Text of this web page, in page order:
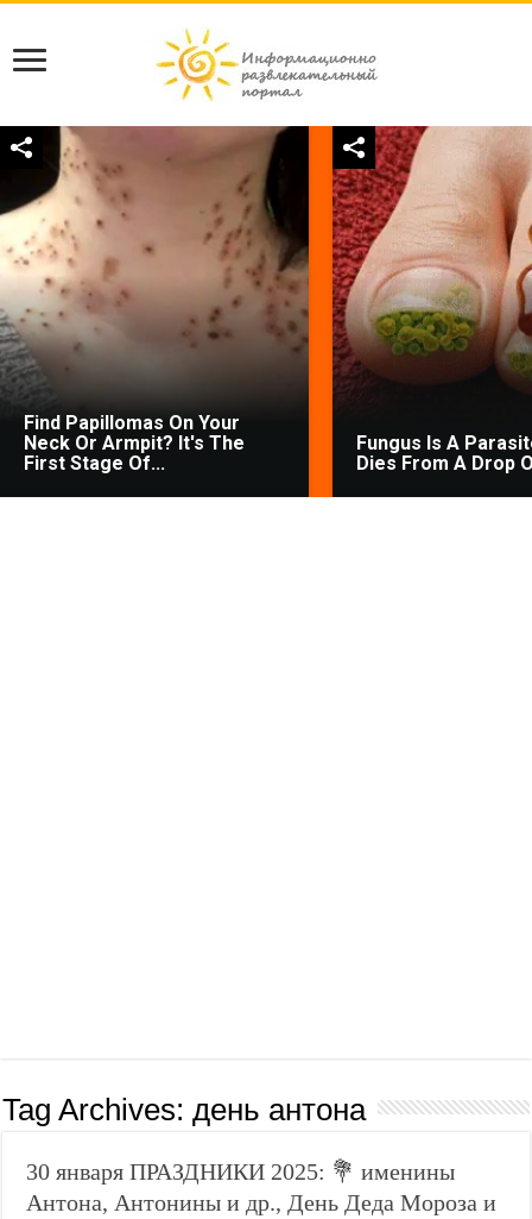
Find Papillomas On Your
Neck Or Armpit? It's The
First Stage Of...
Fungus Is A
Dies From A Drop
Tag Archives:день антона
30 января ПРАЗДНИКИ 2025: 💐 именины
Антона, Антонины и др., День Деда Мороза и